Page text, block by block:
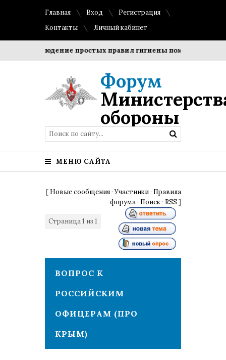
Главная Вход
Регистрация
Контакты
Личный кабинет
Соблюдение простых правил гигиены помогает
Форум
обороны
МЕНЮ САЙТА
[ Новые сообщения ·Участники · Правила
форума · Поиск · RSS ]
Страница1 из 1
ВОПРОС К
РОССИЙСКИМ
ОФИЦЕРАМ (ПРО
КРЫМ)